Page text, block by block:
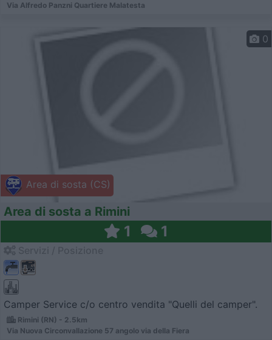
Via Alfredo Panzni Quartiere Malatesta
Area di sosta (CS)
0
Area di sosta a Rimini
1 1
Camper Service c/o centro vendita "Quelli del camper".
Rimini (RN) - 2.5km
Via Nuova Circonvallazione 57 angolo via della Fiera